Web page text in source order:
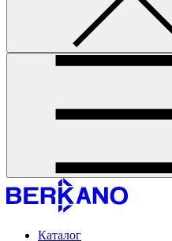
Каталог